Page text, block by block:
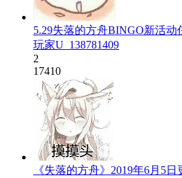
5.29失落的方舟BINGO新活动
玩家U_138781409
2
17410
《失落的方舟》2019年6月5